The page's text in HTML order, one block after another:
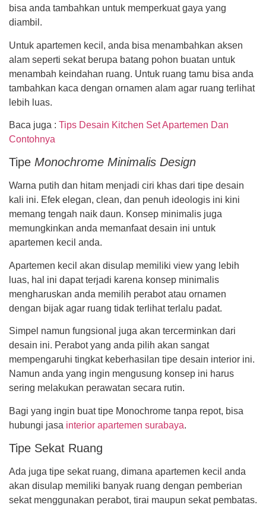
bisa anda tambahkan untuk memperkuat gaya yang
diambil.
Untuk apartemen kecil, anda bisa menambahkan aksen
alam seperti sekat berupa batang pohon buatan untuk
menambah keindahan ruang. Untuk ruang tamu bisa anda
tambahkan kaca dengan ornamen alam agar ruang terlihat
lebih luas.
Baca juga : Tips Desain Kitchen Set Apartemen Dan
Contohnya
Tipe Monochrome Minimalis Design
Warna putih dan hitam menjadi ciri khas dari tipe desain
kali ini. Efek elegan, clean, dan penuh ideologis ini kini
memang tengah naik daun. Konsep minimalis juga
memungkinkan anda memanfaat desain ini untuk
apartemen kecil anda.
Apartemen kecil akan disulap memiliki view yang lebih
luas, hal ini dapat terjadi karena konsep minimalis
mengharuskan anda memilih perabot atau ornamen
dengan bijak agar ruang tidak terlihat terlalu padat.
Simpel namun fungsional juga akan tercerminkan dari
desain ini. Perabot yang anda pilih akan sangat
mempengaruhi tingkat keberhasilan tipe desain interior ini.
Namun anda yang ingin mengusung konsep ini harus
sering melakukan perawatan secara rutin.
Bagi yang ingin buat tipe Monochrome tanpa repot, bisa
hubungi jasa interior apartemen surabaya.
Tipe Sekat Ruang
Ada juga tipe sekat ruang, dimana apartemen kecil anda
akan disulap memiliki banyak ruang dengan pemberian
sekat menggunakan perabot, tirai maupun sekat pembatas.